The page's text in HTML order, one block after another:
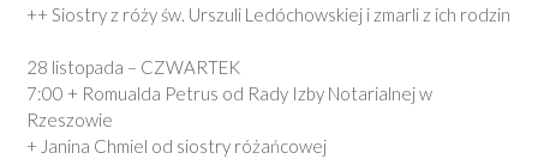
++ Siostry z róży św. Urszuli Ledóchowskiej i zmarli z ich rodzin
28 listopada – CZWARTEK
7:00 + Romualda Petrus od Rady Izby Notarialnejw
Rzeszowie
+ Janina Chmiel od siostry różańcowej